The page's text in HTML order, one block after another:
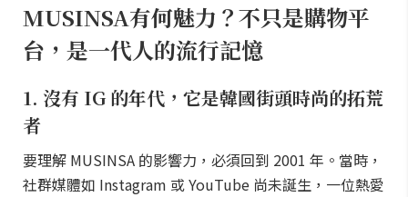
MUSINSA有何魅力？不只是購物平
台，是一代人的流行記憶
1. 沒有 IG 的年代，它是韓國街頭時尚的拓荒
者
要理解 MUSINSA 的影響力，必須回到 2001 年。當時，
社群媒體如 Instagram 或 YouTube 尚未誕生，一位熱愛